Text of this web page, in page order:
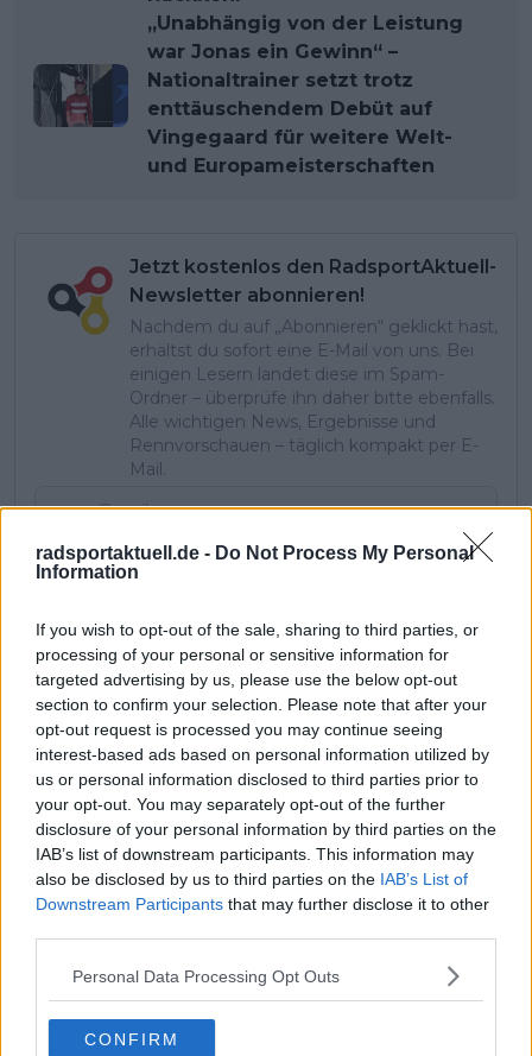
radsportaktuell.de - Do Not Process My Personal
Information
If you wish to opt-out of the sale, sharing to third parties, or
processing of your personal or sensitive information for
targeted advertising by us, please use the below opt-out
section to confirm your selection. Please note that after your
opt-out request is processed you may continue seeing
interest-based ads based on personal information utilized by
us or personal information disclosed to third parties prior to
your opt-out. You may separately opt-out of the further
disclosure of your personal information by third parties on the
IAB’s list of downstream participants. This information may
also be disclosed by us to third parties on the IAB’s List of
Downstream Participants that may further disclose it to other
Personal Data Processing Opt Outs
CONFIRM
„Unabhängig von der Leistung
war Jonas ein Gewinn“ –
Nationaltrainer setzt trotz
enttäuschendem Debüt auf
Vingegaard für weitere Welt-
und Europameisterschaften
Jetzt kostenlos den RadsportAktuell-
Newsletter abonnieren!
Nachdem du auf „Abonnieren“ geklickt hast,
erhältst du sofort eine E-Mail von uns. Bei
einigen Lesern landet diese im Spam-
Ordner – überprüfe ihn daher bitte ebenfalls.
Alle wichtigen News, Ergebnisse und
Rennvorschauen – täglich kompakt per E-
Mail.
Abonnieren
Stefan Jung
Redakteur
Beiträge des Autors ansehen
Klatscht 1
Besucher 1
Pogacars Rivalen für
2026: „Ihr könnt es
immer noch
versuchen …“
Pogacar getroffen…“ –
Benoît Cosnefroy